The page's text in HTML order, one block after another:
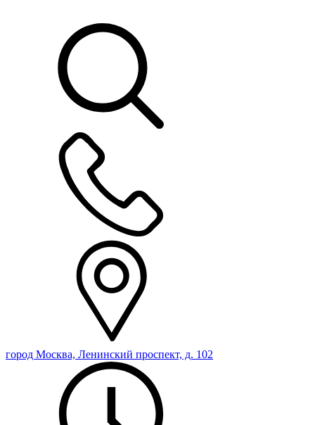
город Москва, Ленинский проспект, д. 102